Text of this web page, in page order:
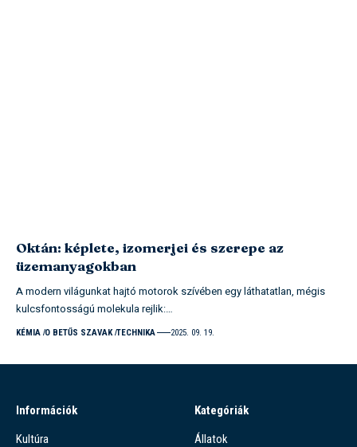
Oktán: képlete, izomerjei és szerepe az
üzemanyagokban
A modern világunkat hajtó motorok szívében egy láthatatlan, mégis
kulcsfontosságú molekula rejlik:…
KÉMIA O BETŰS SZAVAK TECHNIKA 2025. 09. 19.
Információk
Kultúra
Kategóriák
Állatok